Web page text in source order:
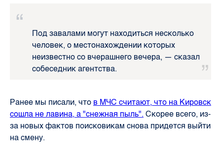
Под завалами могут находиться несколько
человек, о местонахождении которых
неизвестно со вчерашнего вечера, — сказал
собеседник агентства.
Ранее мы писали, что в МЧС считают, что на Кировск
сошла не лавина, а "снежная пыль". Скорее всего, из-
за новых фактов поисковикам снова придется выйти
на смену.